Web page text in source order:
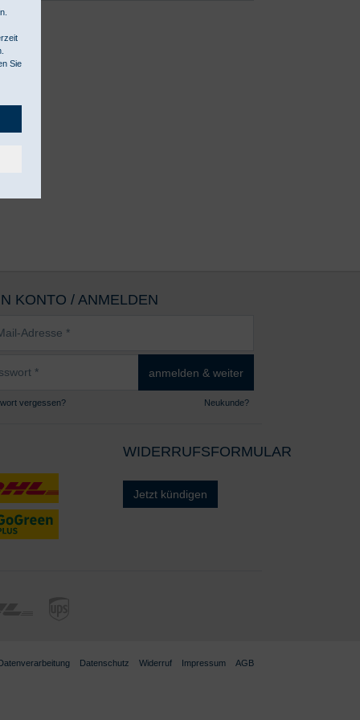
KONTO / ANMELDEN
anmelden & weiter
vergessen? Neukunde?
WIDERRUFSFORMULAR
Jetzt kündigen
Datenschutz Widerruf Impressum AGB
Sie